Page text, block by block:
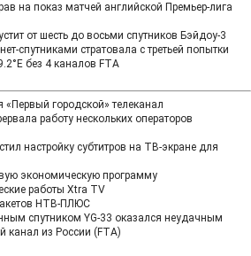
на показ матчей английской Премьер-лига
от шесть до восьми спутников Бэйдоу-3
спутниками стратовала с третьей попытки
без 4 каналов FTA
«Первый городской» телеканал
работу нескольких операторов
настройку субтитров на ТВ-экране для
экономическую программу
работы Xtra TV
НТВ‑ПЛЮС
спутником YG-33 оказался неудачным
из России (FTA)